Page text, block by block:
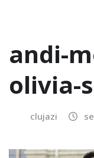
andi-
olivia-
clujazi